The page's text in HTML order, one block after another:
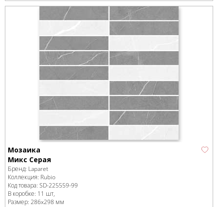
Мозаика
Микс Серая
Бренд: Laparet
Коллекция: Rubio
Код товара: SD-225559-99
В коробке: 11 шт,
Размер: 286x298 мм